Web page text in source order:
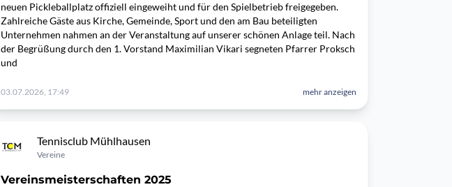
neuen Pickleballplatz offiziell eingeweiht und für den Spielbetrieb freigegeben.
Zahlreiche Gäste aus Kirche, Gemeinde, Sport und den am Bau beteiligten
Unternehmen nahmen an der Veranstaltung auf unserer schönen Anlage teil. Nach
der Begrüßung durch den 1. Vorstand Maximilian Vikari segneten Pfarrer Proksch
und
03.07.2026, 17:49 mehr anzeigen
Tennisclub Mühlhausen
Vereine
Vereinsmeisterschaften 2025